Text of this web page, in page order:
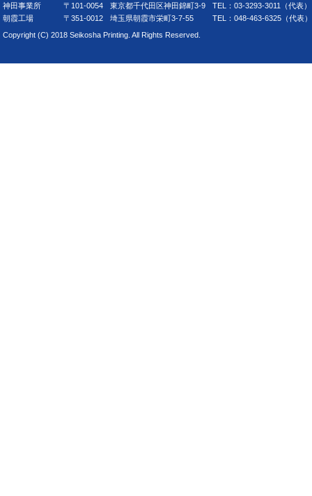
神田事業所 〒101-0054 東京都千代田区神田錦町3-9
TEL：03-3293-3011（代表
朝霞工場
〒351-0012 埼玉県朝霞市栄町3-7-55
TEL：048-463-6325（代表）
Copyright (C) 2018 Seikosha Printing. All Rights Reserved.